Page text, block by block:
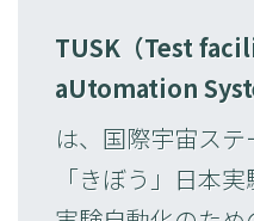
TUSK（Test
aUtomation
は、国際宇宙ス
「きぼう」日本